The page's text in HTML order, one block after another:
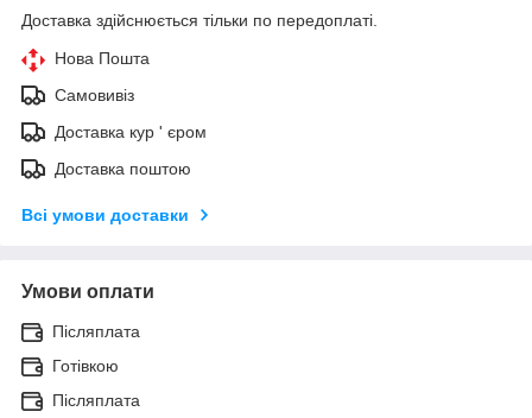
Доставка здійснюється тільки по передоплаті.
Нова Пошта
Самовивіз
Доставка кур ' єром
Доставка поштою
Всі умови доставки
Умови оплати
Післяплата
Готівкою
Післяплата